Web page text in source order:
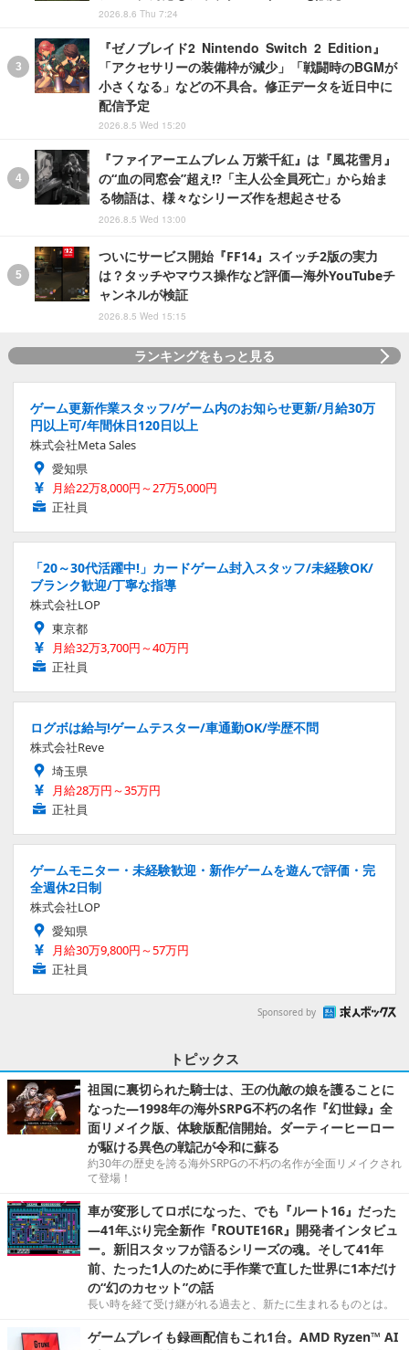
2026.8.6 Thu 7:24
『ゼノブレイド2 Nintendo Switch 2 Edition』
「アクセサリーの装備枠が減少」「戦闘時のBGMが
小さくなる」などの不具合。修正データを近日中に
配信予定
2026.8.5 Wed 15:20
『ファイアーエムブレム 万紫千紅』は『風花雪月』
の“血の同窓会”超え!?「主人公全員死亡」から始ま
る物語は、様々なシリーズ作を想起させる
2026.8.5 Wed 13:00
ついにサービス開始『FF14』スイッチ2版の実力
は？タッチやマウス操作など評価―海外YouTubeチ
ャンネルが検証
2026.8.5 Wed 15:15
ランキングをもっと見る
ゲーム更新作業スタッフ/ゲーム内のお知らせ更新/月給30万
円以上可/年間休日120日以上
株式会社Meta Sales
愛知県
月給22万8,000円～27万5,000円
正社員
「20～30代活躍中!」カードゲーム封入スタッフ/未経験OK/
ブランク歓迎/丁寧な指導
株式会社LOP
東京都
月給32万3,700円～40万円
正社員
ログボは給与!ゲームテスター/車通勤OK/学歴不問
株式会社Reve
埼玉県
月給28万円～35万円
正社員
ゲームモニター・未経験歓迎・新作ゲームを遊んで評価・完
全週休2日制
株式会社LOP
愛知県
月給30万9,800円～57万円
正社員
Sponsored by
トピックス
祖国に裏切られた騎士は、王の仇敵の娘を護ることに
なった―1998年の海外SRPG不朽の名作『幻世録』全
面リメイク版、体験版配信開始。ダーティーヒーロー
が駆ける異色の戦記が令和に蘇る
約30年の歴史を誇る海外SRPGの不朽の名作が全面リメイクされ
て登場！
車が変形してロボになった、でも『ルート16』だった
―41年ぶり完全新作『ROUTE16R』開発者インタビュ
ー。新旧スタッフが語るシリーズの魂。そして41年
前、たった1人のために手作業で直した世界に1本だけ
の“幻のカセット”の話
長い時を経て受け継がれる過去と、新たに生まれるものとは。
ゲームプレイも録画配信もこれ1台。AMD Ryzen™ AI